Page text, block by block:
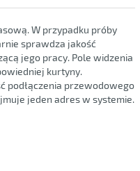
W przypadku próby
sprawdza jakość
jego pracy. Pole widzenia
kurtyny.
podłączenia przewodowego
jeden adres w systemie.